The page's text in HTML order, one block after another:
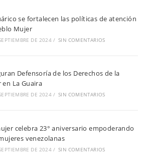
se fortalecen las políticas de atención
Mujer
DE 2024 / SIN COMENTARIOS
Defensoría de los Derechos de la
en La Guaira
DE 2024 / SIN COMENTARIOS
celebra 23° aniversario empoderando
venezolanas
DE 2024 / SIN COMENTARIOS